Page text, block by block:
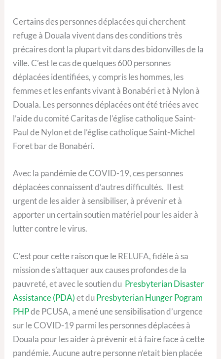
Certains des personnes déplacées qui cherchent
refuge à Douala vivent dans des conditions très
précaires dont la plupart vit dans des bidonvilles de la
ville. C’est le cas de quelques 600 personnes
déplacées identifiées, y compris les hommes, les
femmes et les enfants vivant à Bonabéri et à Nylon à
Douala. Les personnes déplacées ont été triées avec
l’aide du comité Caritas de l’église catholique Saint-
Paul de Nylon et de l’église catholique Saint-Michel
Foret bar de Bonabéri.
Avec la pandémie de COVID-19, ces personnes
déplacées connaissent d’autres difficultés. Il est
urgent de les aider à sensibiliser, à prévenir et à
apporter un certain soutien matériel pour les aider à
lutter contre le virus.
C’est pour cette raison que le RELUFA, fidèle à sa
mission de s’attaquer aux causes profondes de la
pauvreté, et avec le soutien du Presbyterian Disaster
Assistance (PDA)et duPresbyterian Hunger Pogram
PHPde PCUSA, a mené une sensibilisation d’urgence
sur le COVID-19 parmi les personnes déplacées à
Douala pour les aider à prévenir et à faire face à cette
pandémie. Aucune autre personne n’etait bien placée